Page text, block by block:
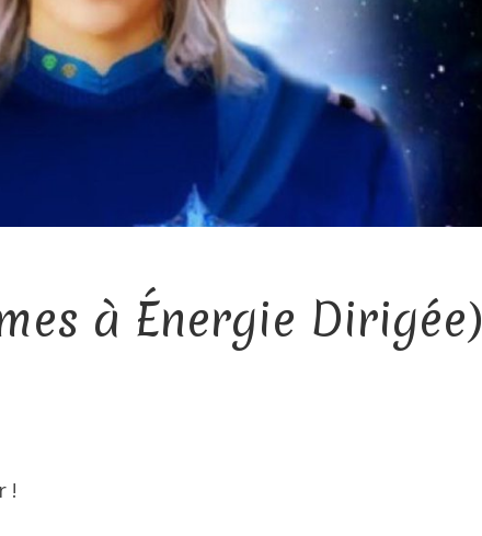
à Énergie Dirigée)
!